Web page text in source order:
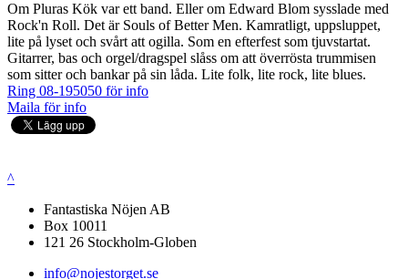
Om Pluras Kök var ett band. Eller om Edward Blom sysslade med
Rock'n Roll. Det är Souls of Better Men. Kamratligt, uppsluppet,
lite på lyset och svårt att ogilla. Som en efterfest som tjuvstartat.
Gitarrer, bas och orgel/dragspel slåss om att överrösta trummisen
som sitter och bankar på sin låda. Lite folk, lite rock, lite blues.
Ring 08-195050 för info
Maila för info
^
Fantastiska Nöjen AB
Box 10011
121 26 Stockholm-Globen
info@nojestorget.se